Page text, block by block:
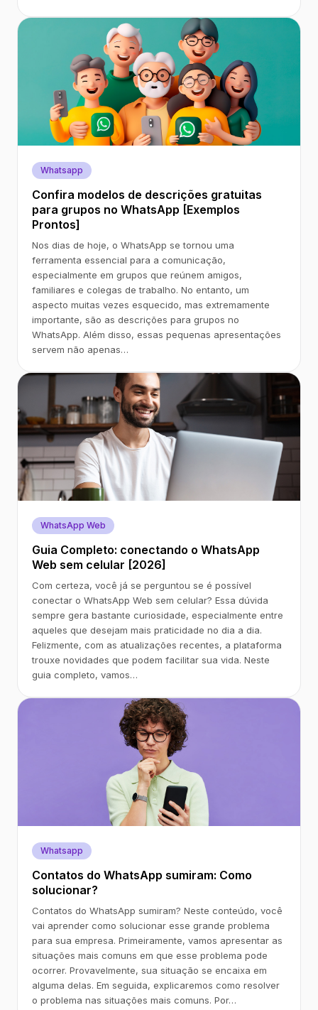
Whatsapp
Confira modelos de descrições gratuitas
para grupos no WhatsApp [Exemplos
Prontos]
Nos dias de hoje, o WhatsApp se tornou uma
ferramenta essencial para a comunicação,
especialmente em grupos que reúnem amigos,
familiares e colegas de trabalho. No entanto, um
aspecto muitas vezes esquecido, mas extremamente
importante, são as descrições para grupos no
WhatsApp. Além disso, essas pequenas apresentações
servem não apenas…
WhatsApp Web
Guia Completo: conectando o WhatsApp
Web sem celular [2026]
Com certeza, você já se perguntou se é possível
conectar o WhatsApp Web sem celular? Essa dúvida
sempre gera bastante curiosidade, especialmente entre
aqueles que desejam mais praticidade no dia a dia.
Felizmente, com as atualizações recentes, a plataforma
trouxe novidades que podem facilitar sua vida. Neste
guia completo, vamos…
Whatsapp
Contatos do WhatsApp sumiram: Como
solucionar?
Contatos do WhatsApp sumiram? Neste conteúdo, você
vai aprender como solucionar esse grande problema
para sua empresa. Primeiramente, vamos apresentar as
situações mais comuns em que esse problema pode
ocorrer. Provavelmente, sua situação se encaixa em
alguma delas. Em seguida, explicaremos como resolver
o problema nas situações mais comuns. Por…